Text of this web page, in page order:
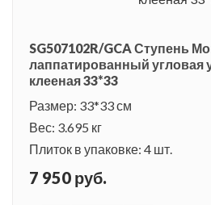
SG507102R/GCA Ступень
лаппатированный угловая
клееная 33*33
Размер: 33*33 см
Вес: 3.695 кг
Плиток в упаковке: 4 шт.
7 950 руб.